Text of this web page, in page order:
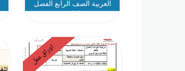
العربية الصف الرابع الفصل
الثالث
اوراق عمل